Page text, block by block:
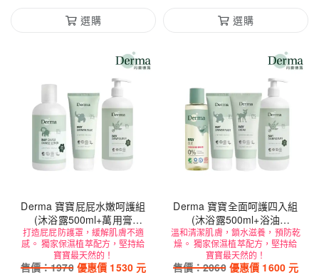
選購
選購
Derma 寶寶屁屁水嫩呵護組
(沐浴露500ml+萬用膏
100ml+乾洗防護乳250ml)
打造屁屁防護罩，緩解肌膚不適
感。 獨家保濕植萃配方，堅持給
寶寶最天然的！
售價：1970 優惠價 1530元
Derma 寶寶全面呵護四入組
(沐浴露500ml+浴油
150ml+護膚霜100ml+萬用膏
100ml)
溫和清潔肌膚，鎖水滋養，預防乾
燥。 獨家保濕植萃配方，堅持給
寶寶最天然的！
售價：2060 優惠價 1600元